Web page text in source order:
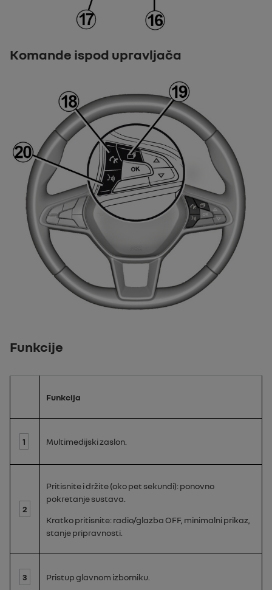
Komande ispod upravljača
Funkcije
Funkcija
1 Multimedijski zaslon.
2
Pritisnite i držite (oko pet sekundi): ponovno
pokretanje sustava.
Kratko pritisnite: radio/glazbaOFF, minimalni prikaz,
stanje pripravnosti.
3 Pristup glavnom izborniku.